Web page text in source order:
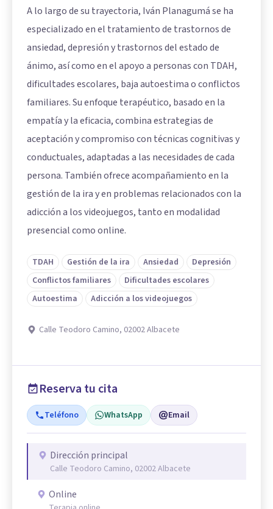
A lo largo de su trayectoria, Iván Planagumá se ha
especializado en el tratamiento de trastornos de
ansiedad, depresión y trastornos del estado de
ánimo, así como en el apoyo a personas con TDAH,
dificultades escolares, baja autoestima o conflictos
familiares. Su enfoque terapéutico, basado en la
empatía y la eficacia, combina estrategias de
aceptación y compromiso con técnicas cognitivas y
conductuales, adaptadas a las necesidades de cada
persona. También ofrece acompañamiento en la
gestión de la ira y en problemas relacionados con la
adicción a los videojuegos, tanto en modalidad
presencial como online.
TDAH Gestión de la ira Ansiedad
Depresión
Conflictos familiares
Dificultades escolares
Autoestima
Adicción a los videojuegos
Calle Teodoro Camino, 02002 Albacete
Reserva tu cita
Teléfono WhatsApp Email
Dirección principal
Calle Teodoro Camino, 02002 Albacete
Online